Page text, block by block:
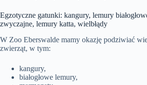
Egzotyczne gatunki: kangury, lemury
zwyczajne, lemury katta, wielbłądy
W Zoo Eberswalde mamy okazję podziwiać
zwierząt, w tym:
kangury,
białogłowe lemury,